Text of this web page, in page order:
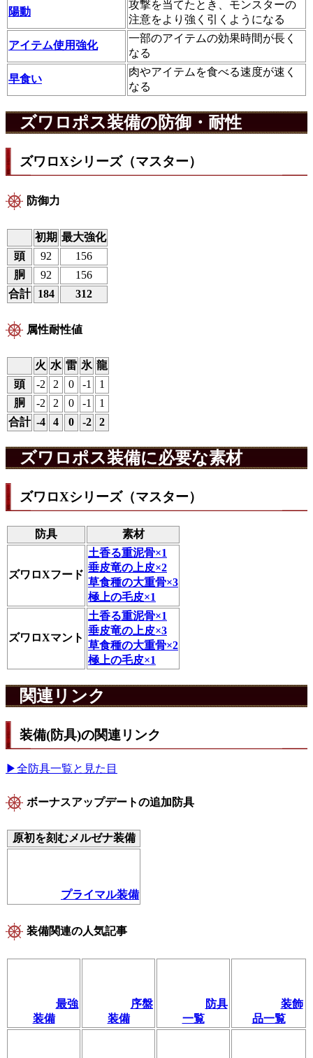
陽動
攻撃を当てたとき、モンスターの
注意をより強く引くようになる
アイテム使用強化
一部のアイテムの効果時間が長く
なる
早食い
肉やアイテムを食べる速度が速く
なる
ズワロポス装備の防御・耐性
ズワロXシリーズ（マスター）
防御力
初期 最大強化
頭
92
156
胴
92
156
合計
184 312
属性耐性値
火 水 雷 氷 龍
頭
-2 2 0 -1
1
胴
-2 2 0 -1
1
合計 -4 4 0 -2 2
ズワロポス装備に必要な素材
ズワロXシリーズ（マスター）
防具 素材
ズワロXフード
土香る重泥骨×1
垂皮竜の上皮×2
草食種の大重骨×3
極上の毛皮×1
ズワロXマント
土香る重泥骨×1
垂皮竜の上皮×3
草食種の大重骨×2
極上の毛皮×1
関連リンク
装備(防具)の関連リンク
▶全防具一覧と見た目
ボーナスアップデートの追加防具
原初を刻むメルゼナ装備
プライマル装備
装備関連の人気記事
最強
装備
序盤
装備
防具
一覧
装飾
品一覧